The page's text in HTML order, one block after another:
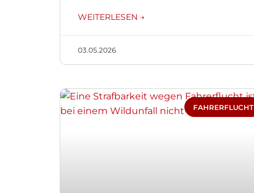
WEITERLESEN →
03.05.2026
FAHRERFLUCHT